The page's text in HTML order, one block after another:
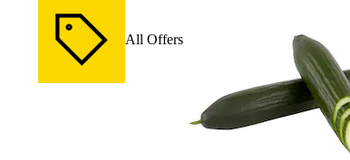
All Offers